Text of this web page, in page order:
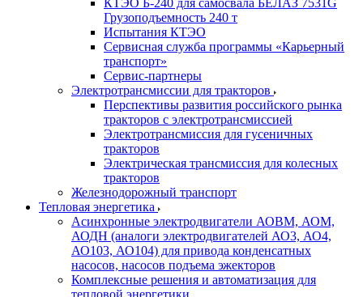
КТЭО Б-240 для самосвала БЕЛАЗ 7531G
Грузоподъемность 240 т
Испытания КТЭО
Сервисная служба программы «Карьерный
транспорт»
Сервис-партнеры
Электротрансмиссии для тракторов
Перспективы развития российского рынка
тракторов с электротрансмиссией
Электротрансмиссия для гусеничных
тракторов
Электрическая трансмиссия для колесных
тракторов
Железнодорожный транспорт
Тепловая энергетика
Асинхронные электродвигатели АОВМ, АОМ,
АОДН (аналоги электродвигателей АО3, АО4,
АО103, АО104) для привода конденсатных
насосов, насосов подъема эжекторов
Комплексные решения и автоматизация для
тепловой энергетики